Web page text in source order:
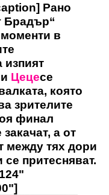
Рано
Брадър“
моменти в
изпият
Цецесе
която
зрителите
финал
а от
между тях дори
притесняват.